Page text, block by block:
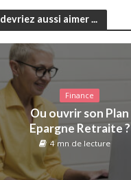
aussi aimer ...
Finance
Ou ouvrir son Plan
Epargne Retraite ?
4 mn de lecture